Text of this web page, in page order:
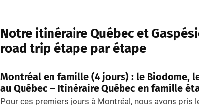
Notre itinéraire Québec et
road trip étape par étape
Montréal en famille (4 jours) : le Biodome,
au Québec – Itinéraire Québec en famille
Pour ces premiers jours à Montréal, nous avons pris